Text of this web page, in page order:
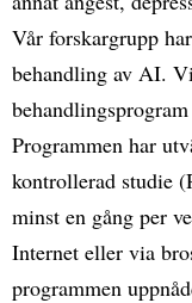
Vår forskargrupp
behandling av AI.
Programmen har
kontrollerad studie
minst en gång per
Internet eller via
programmen